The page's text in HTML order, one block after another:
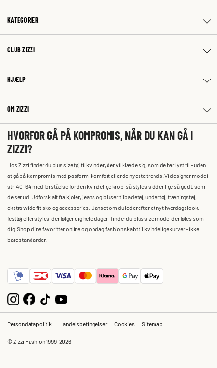
KATEGORIER
CLUB ZIZZI
HJÆLP
OM ZIZZI
HVORFOR GÅ PÅ KOMPROMIS, NÅR DU KAN GÅ I
ZIZZI?
Hos Zizzi finder du plus size tøj til kvinder, der vil klæde sig, som de har lyst til – uden
at gå på kompromis med pasform, komfort eller de nyeste trends. Vi designer mode i
str. 40-64 med forståelse for den kvindelige krop, så styles sidder lige så godt, som
de ser ud. Udforsk alt fra kjoler, jeans og bluser til badetøj, undertøj, træningstøj,
ekstra wide fit sko og accessories. Uanset om du leder efter et nyt hverdagslook,
festtøj eller styles, der følger dig hele dagen, finder du plus size mode, der føles som
dig. Shop dine favoritter online og opdag fashion skabt til kvindelige kurver – ikke
bare standarder.
Persondatapolitik Handelsbetingelser Cookies Sitemap
© Zizzi Fashion 1999-2026